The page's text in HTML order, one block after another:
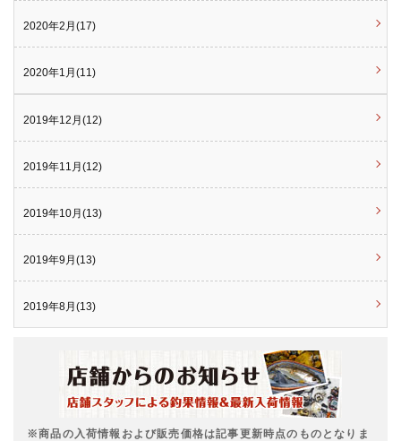
2020年2月(17)
2020年1月(11)
2019年12月(12)
2019年11月(12)
2019年10月(13)
2019年9月(13)
2019年8月(13)
※商品の入荷情報および販売価格は記事更新時点のものとなりま